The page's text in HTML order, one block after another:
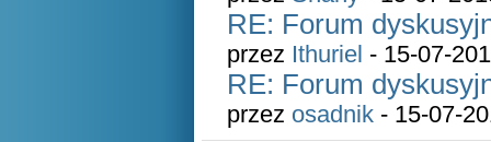
RE: Forum
przez Ithuriel - 15-07-
RE: Forum
przez osadnik - 15-07-